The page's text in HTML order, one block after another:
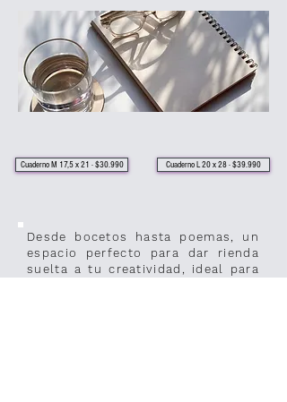
Cuaderno M 17,5 x 21 · $30.990 Cuaderno L 20 x 28 · $39.990
Desde bocetos hasta poemas, un
espacio perfecto para dar rienda
suelta a tu creatividad, ideal para